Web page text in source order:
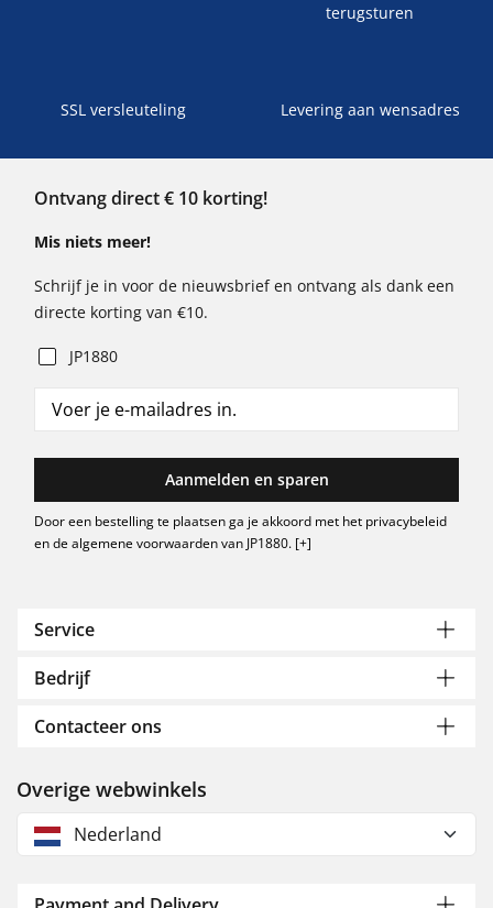
terugsturen
SSL versleuteling Levering aan wensadres
Ontvang direct € 10 korting!
Mis niets meer!
Schrijf je in voor de nieuwsbrief en ontvang als dank een
directe korting van €10.
JP1880
Aanmelden en sparen
Door een bestelling te plaatsen ga je akkoord met het privacybeleid
en de algemene voorwaarden van JP1880. [+]
Service
Bedrijf
Contacteer ons
Overige webwinkels
Nederland